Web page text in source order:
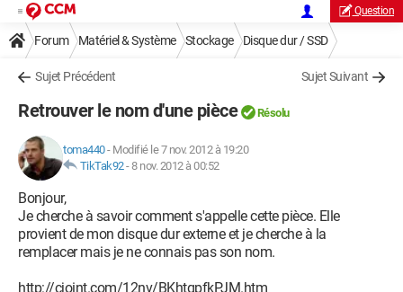
Question
Forum Matériel & Système Stockage Disque dur / SSD
Sujet Précédent Sujet Suivant
Retrouver le nom d'une pièce Résolu
toma440- Modifié le 7 nov. 2012 à 19:20
TikTak92-8 nov. 2012 à 00:52
Bonjour,
Je cherche à savoir comment s'appelle cette pièce. Elle
provient de mon disque dur externe et je cherche à la
remplacer mais je ne connais pas son nom.
http://cjoint.com/12nv/BKhtqpfkPJM.htm